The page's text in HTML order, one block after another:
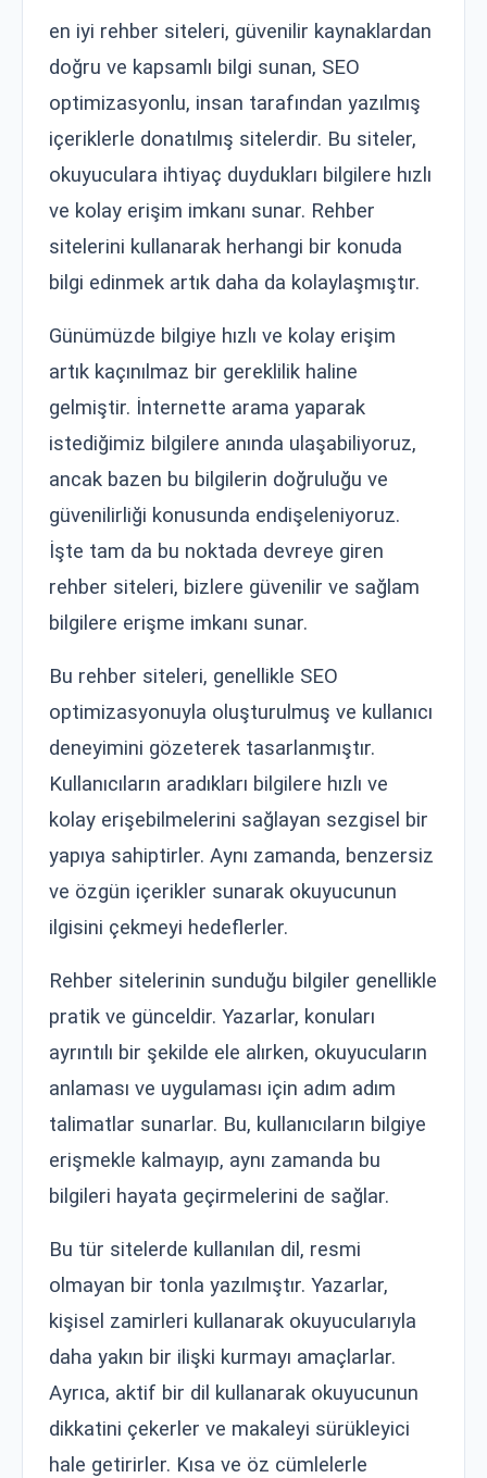
en iyi rehber siteleri, güvenilir kaynaklardan
doğru ve kapsamlı bilgi sunan, SEO
optimizasyonlu, insan tarafından yazılmış
içeriklerle donatılmış sitelerdir. Bu siteler,
okuyuculara ihtiyaç duydukları bilgilere hızlı
ve kolay erişim imkanı sunar. Rehber
sitelerini kullanarak herhangi bir konuda
bilgi edinmek artık daha da kolaylaşmıştır.
Günümüzde bilgiye hızlı ve kolay erişim
artık kaçınılmaz bir gereklilik haline
gelmiştir. İnternette arama yaparak
istediğimiz bilgilere anında ulaşabiliyoruz,
ancak bazen bu bilgilerin doğruluğu ve
güvenilirliği konusunda endişeleniyoruz.
İşte tam da bu noktada devreye giren
rehber siteleri, bizlere güvenilir ve sağlam
bilgilere erişme imkanı sunar.
Bu rehber siteleri, genellikle SEO
optimizasyonuyla oluşturulmuş ve kullanıcı
deneyimini gözeterek tasarlanmıştır.
Kullanıcıların aradıkları bilgilere hızlı ve
kolay erişebilmelerini sağlayan sezgisel bir
yapıya sahiptirler. Aynı zamanda, benzersiz
ve özgün içerikler sunarak okuyucunun
ilgisini çekmeyi hedeflerler.
Rehber sitelerinin sunduğu bilgiler genellikle
pratik ve günceldir. Yazarlar, konuları
ayrıntılı bir şekilde ele alırken, okuyucuların
anlaması ve uygulaması için adım adım
talimatlar sunarlar. Bu, kullanıcıların bilgiye
erişmekle kalmayıp, aynı zamanda bu
bilgileri hayata geçirmelerini de sağlar.
Bu tür sitelerde kullanılan dil, resmi
olmayan bir tonla yazılmıştır. Yazarlar,
kişisel zamirleri kullanarak okuyucularıyla
daha yakın bir ilişki kurmayı amaçlarlar.
Ayrıca, aktif bir dil kullanarak okuyucunun
dikkatini çekerler ve makaleyi sürükleyici
hale getirirler. Kısa ve öz cümlelerle